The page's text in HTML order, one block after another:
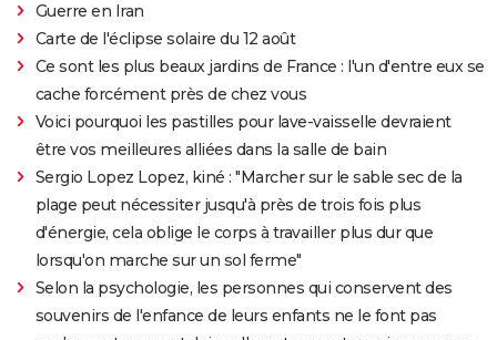
Guerre en Iran
Carte de l'éclipse solaire du 12 août
Ce sont les plus beaux jardins de France : l'un d'entre eux se
cache forcément près de chez vous
Voici pourquoi les pastilles pour lave-vaisselle devraient
être vos meilleures alliées dans la salle de bain
Sergio Lopez Lopez, kiné : "Marcher sur le sable sec de la
plage peut nécessiter jusqu'à près de trois fois plus
d'énergie, cela oblige le corps à travailler plus dur que
lorsqu'on marche sur un sol ferme"
Selon la psychologie, les personnes qui conservent des
souvenirs de l'enfance de leurs enfants ne le font pas